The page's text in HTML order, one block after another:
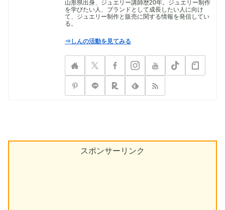
山形県出身、ジュエリー講師歴20年。ジュエリー制作
を学びたい人、ブランドとして成長したい人に向け
て、ジュエリー制作と販売に関する情報を発信してい
る。
⇒しんの活動を見てみる
スポンサーリンク